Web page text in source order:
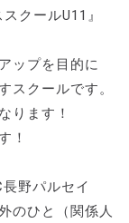
クールU11』
ップを目的に
スクールです。
ります！
！
野パルセイ
のひと（関係人